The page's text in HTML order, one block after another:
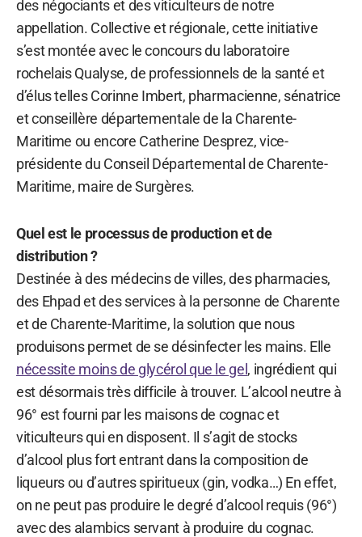
des négociants et des viticulteurs de notre
appellation. Collective et régionale, cette initiative
s’est montée avec le concours du laboratoire
rochelais Qualyse, de professionnels de la santé et
d’élus telles Corinne Imbert, pharmacienne, sénatrice
et conseillère départementale de la Charente-
Maritime ou encore Catherine Desprez, vice-
présidente du Conseil Départemental de Charente-
Maritime, maire de Surgères.
Quel est le processus de production et de
distribution ?
Destinée à des médecins de villes, des pharmacies,
des Ehpad et des services à la personne de Charente
et de Charente-Maritime, la solution que nous
produisons permet de se désinfecter les mains. Elle
nécessite moins de glycérol que le gel , ingrédient qui
est désormais très difficile à trouver. L’alcool neutre à
96° est fourni par les maisons de cognac et
viticulteurs qui en disposent. Il s’agit de stocks
d’alcool plus fort entrant dans la composition de
liqueurs ou d’autres spiritueux (gin, vodka…) En effet,
on ne peut pas produire le degré d’alcool requis (96°)
avec des alambics servant à produire du cognac.